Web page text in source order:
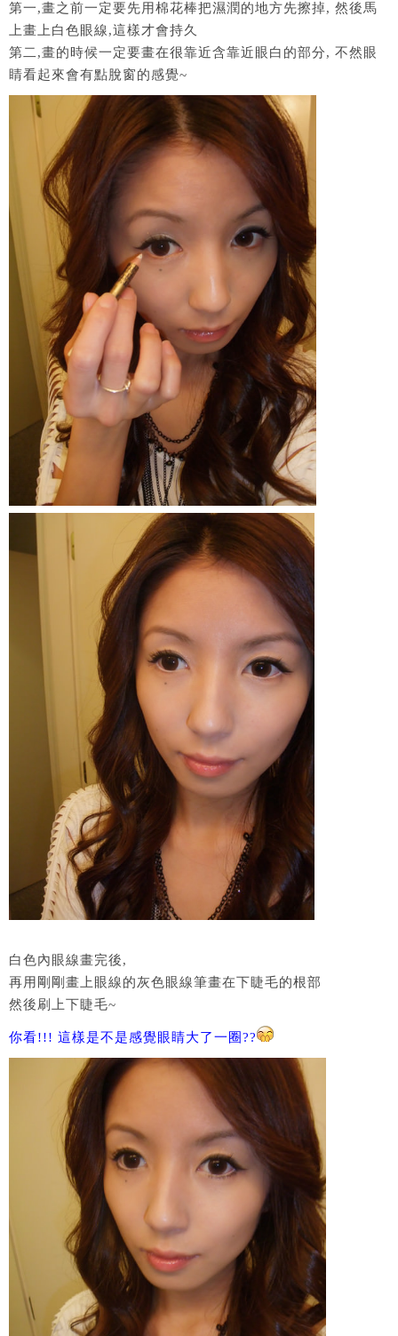
第一,畫之前一定要先用棉花棒把濕潤的地方先擦掉, 然後馬
上畫上白色眼線,這樣才會持久
第二,畫的時候一定要畫在很靠近含靠近眼白的部分, 不然眼
睛看起來會有點脫窗的感覺~
白色內眼線畫完後,
再用剛剛畫上眼線的灰色眼線筆畫在下睫毛的根部
然後刷上下睫毛~
你看!!! 這樣是不是感覺眼睛大了一圈??